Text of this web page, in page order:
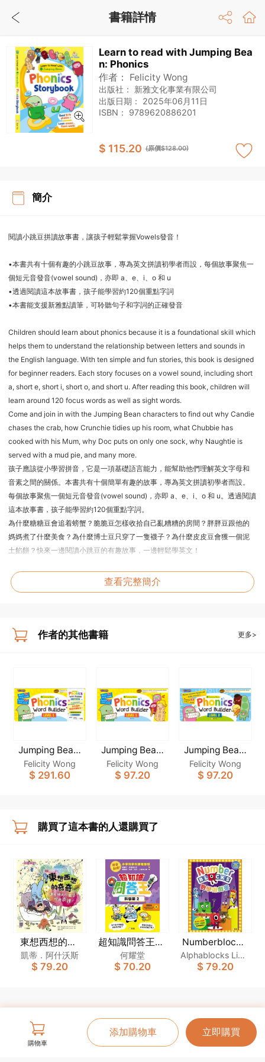
購物車
添加購物車 立即購買
Learn to read with Jumping Bea
n: Phonics
作者： Felicity Wong
出版社： 新雅文化事業有限公司
出版日期： 2025年06月11日
ISBN： 9789620886201
$ 115.20 (原價$128.00)
簡介
閱讀小跳豆拼讀故事書，讓孩子輕鬆掌握Vowels發音！
•本書共有十個有趣的小跳豆故事，專為英文拼讀初學者而設，每個故事聚焦一
個短元音發音(vowel sound)，亦即 a、e、i、o 和 u
•透過閱讀這本故事書，孩子能學習約120個重點字詞
•本書能支援新雅點讀筆，可聆聽句子和字詞的正確發音
Children should learn about phonics because it is a foundational skill which
helps them to understand the relationship between letters and sounds in
the English language. With ten simple and fun stories, this book is designed
for beginner readers. Each story focuses on a vowel sound, including short
a, short e, short i, short o, and short u. After reading this book, children will
learn around 120 focus words as well as sight words.
Come and join in with the Jumping Bean characters to find out why Candie
chases the crab, how Crunchie tidies up his room, what Chubbie has
cooked with his Mum, why Doc puts on only one sock, why Naughtie is
served with a mud pie, and many more.
孩子應該從小學習拼音，它是一項基礎語言能力，能幫助他們理解英文字母和
音素之間的關係。本書共有十個簡單有趣的故事，專為英文拼讀初學者而設。
每個故事聚焦一個短元音發音(vowel sound)，亦即 a、e、i、o 和 u。透過閱讀
這本故事書，孩子能學習約120個重點字詞。
為什麼糖糖豆會追着螃蟹？脆脆豆怎樣收拾自己亂糟糟的房間？胖胖豆跟他的
媽媽煮了什麼美食？為什麼博士豆只穿了一隻襪子？為什麼皮皮豆會獲一個泥
土餡餅？快來一邊閱讀小跳豆的有趣故事，一邊輕鬆學英文！
查看完整簡介
作者的其他書籍 更多>
Jumping Bean
Phonics Word B
uilder (3-Book
set) (Sun Ya Re
Felicity Wong
$ 291.60
Jumping Bean
Phonics Word B
uilder Level 1
(Sun Ya Readin
Felicity Wong
$ 97.20
Jumping Bean
Phonics Word B
uilder Level 2
(Sun Ya Readin
Felicity Wong
$ 97.20
購買了這本書的人還購買了
東想西想的奇
奇：讓忙碌的小
腦袋學會表達！
凱蒂．阿什沃斯
$ 79.20
超知識問答王：
科學篇2
何耀堂
$ 70.20
Numberblocks
數學遊戲書
Alphablocks Limit
ed
$ 79.20
書籍詳情